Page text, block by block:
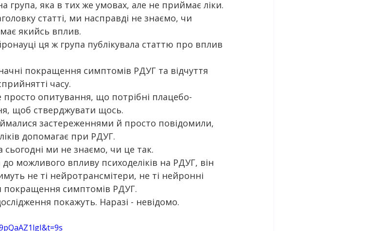
група, яка в тих же умовах, але не приймає ліки.
статті, ми насправді не знаємо, чи
якийсь вплив.
ця ж група публікувала статтю про вплив
покращення симптомів РДУГ та відчуття
часу.
опитування, що потрібні плацебо-
щоб стверджувати щось.
застереженнями й просто повідомили,
допомагає при РДУГ.
ми не знаємо, чи це так.
можливого впливу психоделіків на РДУГ, він
не ті нейротрансмітери, не ті нейронні
симптомів РДУГ.
покажуть. Наразі - невідомо.